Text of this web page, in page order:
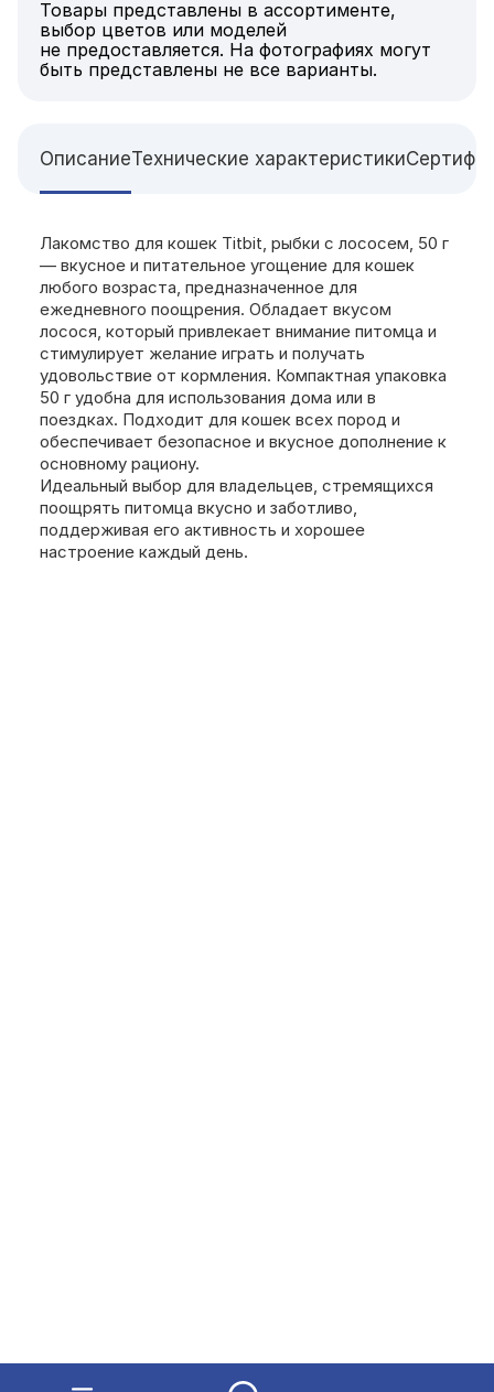
Товары представлены в ассортименте,
выбор цветов или моделей
не предоставляется. На фотографиях могут
быть представлены не все варианты.
ОписаниеТехнические характеристики
Лакомство для кошек Titbit, рыбки с лососем, 50 г
— вкусное и питательное угощение для кошек
любого возраста, предназначенное для
ежедневного поощрения. Обладает вкусом
лосося, который привлекает внимание питомца и
стимулирует желание играть и получать
удовольствие от кормления. Компактная упаковка
50 г удобна для использования дома или в
поездках. Подходит для кошек всех пород и
обеспечивает безопасное и вкусное дополнение к
основному рациону.
Идеальный выбор для владельцев, стремящихся
поощрять питомца вкусно и заботливо,
поддерживая его активность и хорошее
настроение каждый день.